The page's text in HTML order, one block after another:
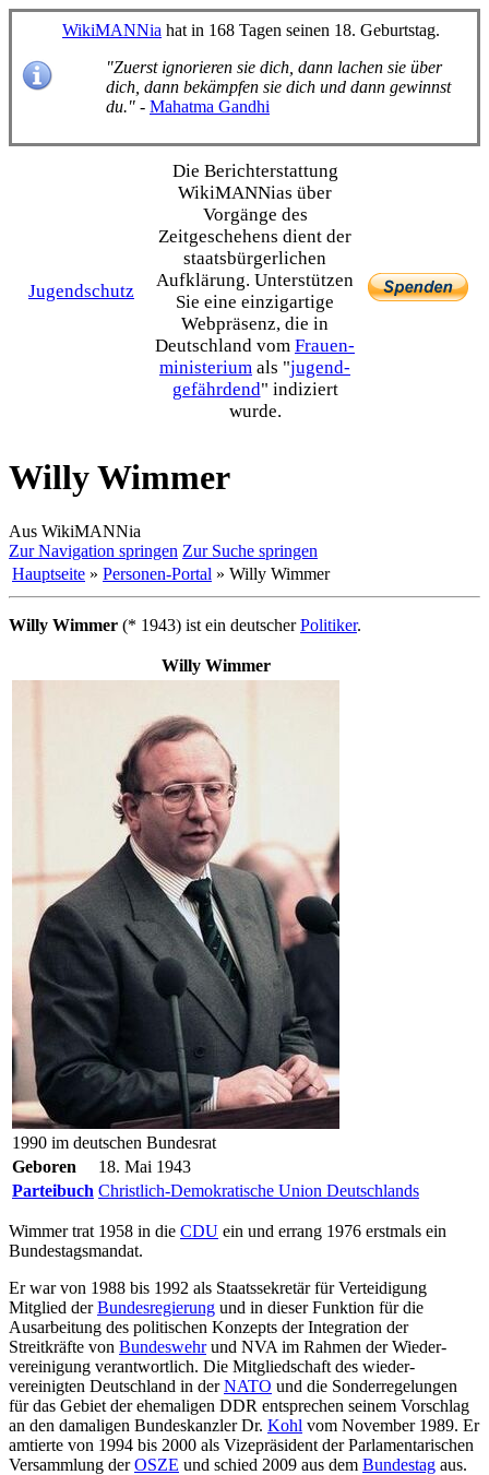
WikiMANNia hat in 168 Tagen seinen 18. Geburtstag.
"Zuerst ignorieren sie dich, dann lachen sie über
dich, dann bekämpfen sie dich und dann gewinnst
du." - Mahatma Gandhi
Jugendschutz
Die Bericht­erstattung
WikiMANNias über
Vorgänge des
Zeitgeschehens dient der
staats­bürgerlichen
Aufklärung. Unterstützen
Sie eine einzig­artige
Webpräsenz, die in
Deutschland vom Frauen­
ministerium als "jugend­
gefährdend" indiziert
wurde.
Willy Wimmer
Aus WikiMANNia
Zur Navigation springen Zur Suche springen
Hauptseite » Personen-Portal » Willy Wimmer
Willy Wimmer (* 1943) ist ein deutscherPolitiker.
Willy Wimmer
1990 im deutschen Bundesrat
Geboren
18. Mai 1943
Parteibuch Christlich-Demokratische Union Deutschlands
Wimmer trat 1958 in die CDU ein und errang 1976 erstmals ein
Bundestagsmandat.
Er war von 1988 bis 1992 als Staatssekretär für Verteidigung
Mitglied derBundesregierung und in dieser Funktion für die
Ausarbeitung des politischen Konzepts der Integration der
Streitkräfte von Bundeswehrund NVA im Rahmen der Wieder­
vereinigung verantwortlich. Die Mitgliedschaft des wieder­
vereinigten Deutschland in derNATO und die Sonder­regelungen
für das Gebiet der ehemaligen DDR entsprechen seinem Vorschlag
an den damaligen Bundeskanzler Dr. Kohl vom November 1989. Er
amtierte von 1994 bis 2000 als Vizepräsident der Parlamentarischen
Versammlung derOSZE und schied 2009 aus dem Bundestag aus.